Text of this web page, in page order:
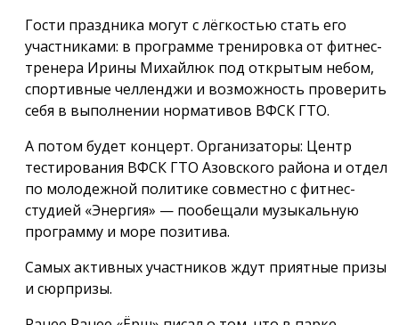
Гости праздника могут с лёгкостью стать его
участниками: в программе тренировка от фитнес-
тренера Ирины Михайлюк под открытым небом,
спортивные челленджи и возможность проверить
себя в выполнении нормативов ВФСК ГТО.
А потом будет концерт. Организаторы: Центр
тестирования ВФСК ГТО Азовского района и отдел
по молодежной политике совместно с фитнес-
студией «Энергия» — пообещали музыкальную
программу и море позитива.
Самых активных участников ждут приятные призы
и сюрпризы.